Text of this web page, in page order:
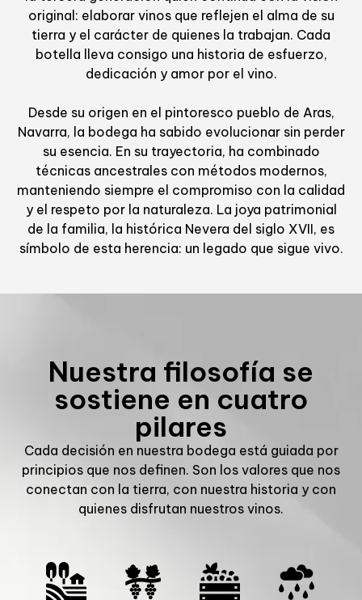
original: elaborar vinos que reflejen el alma de su
tierra y el carácter de quienes la trabajan. Cada
botella lleva consigo una historia de esfuerzo,
dedicación y amor por el vino.
Desde su origen en el pintoresco pueblo de Aras,
Navarra, la bodega ha sabido evolucionar sin perder
su esencia. En su trayectoria, ha combinado
técnicas ancestrales con métodos modernos,
manteniendo siempre el compromiso con la calidad
y el respeto por la naturaleza. La joya patrimonial
de la familia, la histórica Nevera del siglo XVII, es
símbolo de esta herencia: un legado que sigue vivo.
Nuestra filosofía se
sostiene en cuatro
pilares
Cada decisión en nuestra bodega está guiada por
principios que nos definen. Son los valores que nos
conectan con la tierra, con nuestra historia y con
quienes disfrutan nuestros vinos.